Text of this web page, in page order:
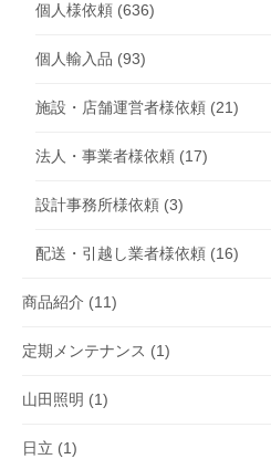
個人様依頼 (636)
個人輸入品 (93)
施設・店舗運営者様依頼 (21)
法人・事業者様依頼 (17)
設計事務所様依頼 (3)
配送・引越し業者様依頼 (16)
商品紹介 (11)
定期メンテナンス (1)
山田照明 (1)
日立 (1)